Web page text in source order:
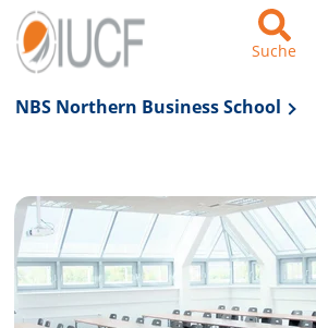
Zur Navigation springen
Zum Inhalt springen
Suche
NBS Northern Business School